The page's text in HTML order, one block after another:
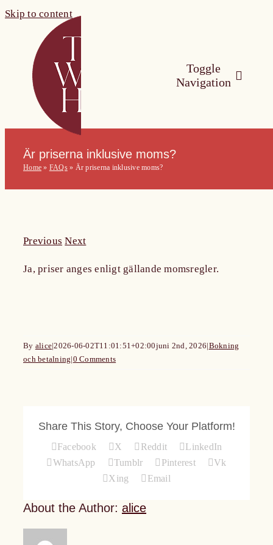
Skip to content
Toggle
Navigation
Är priserna inklusive moms?
Home » FAQs» Är priserna inklusive moms?
Previous Next
Ja, priser anges enligt gällande momsregler.
By alice|2026-06-02T11:01:51+02:00juni 2nd, 2026|Bokning
och betalning|0 Comments
Share This Story, Choose Your Platform!
Facebook X Reddit
LinkedIn
WhatsApp
Tumblr Pinterest
Vk
Xing
Email
About the Author: alice